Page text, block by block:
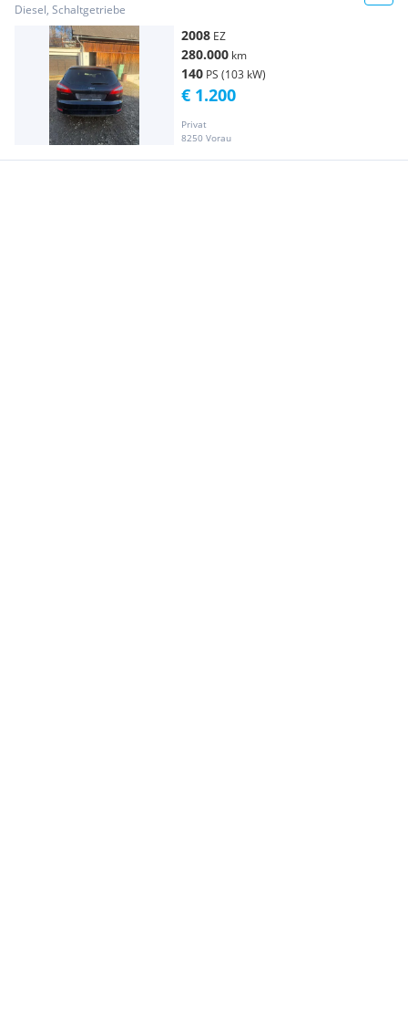
Diesel, Schaltgetriebe
2008 EZ
280.000 km
140 PS (103 kW)
Privat
8250 Vorau
€ 1.200